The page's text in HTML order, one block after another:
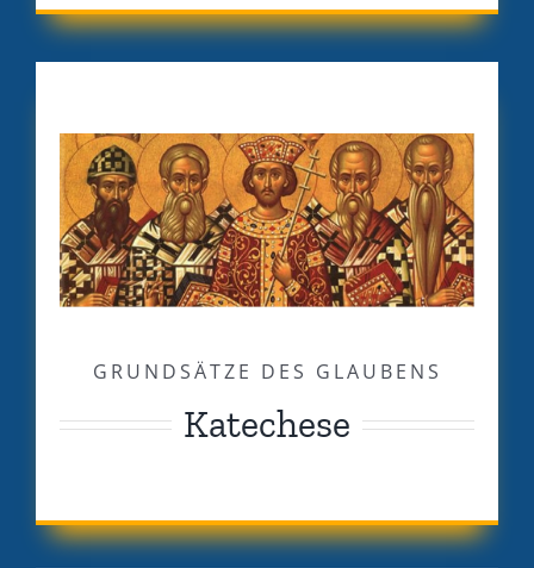
GRUNDSÄTZE DES GLAUBENS
Katechese